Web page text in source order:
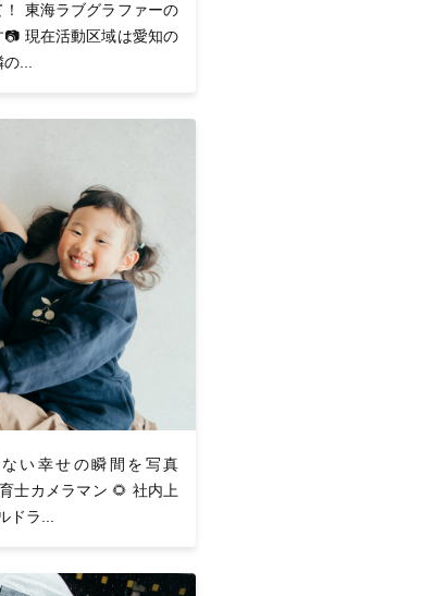
！ 東海ラブグラファーの
📷 現在活動区域は愛知の
の...
い幸せの瞬間を写真
士カメラマン 🌻 社内上
ドラ...